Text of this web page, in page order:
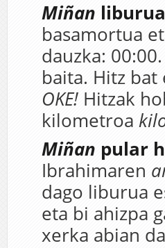
Miñan
basamortua
dauzka:
baita. Hitz
OKE! Hitzak
kilometroa
Miñan pular
Ibrahimaren
dago liburua
eta bi ahizpa
xerka abian